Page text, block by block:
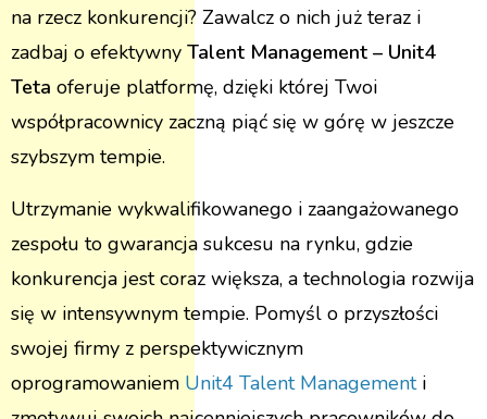
na rzecz konkurencji? Zawalcz o nich już teraz i
zadbaj o efektywny Talent Management – Unit4
Teta oferuje platformę, dzięki której Twoi
współpracownicy zaczną piąć się w górę w jeszcze
szybszym tempie.
Utrzymanie wykwalifikowanego i zaangażowanego
zespołu to gwarancja sukcesu na rynku, gdzie
konkurencja jest coraz większa, a technologia rozwija
się w intensywnym tempie. Pomyśl o przyszłości
swojej firmy z perspektywicznym
oprogramowaniem Unit4 Talent Managementi